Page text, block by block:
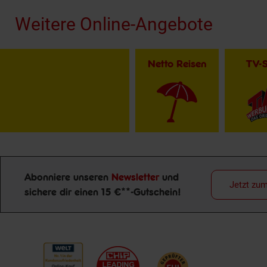
Weitere Online-Angebote
Netto Reisen TV-
Newsletter Anmeldung
Abonniere unseren Newsletter und
sichere dir einen 15 €**-Gutschein!
Jetzt